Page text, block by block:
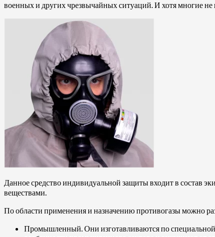
военных и других чрезвычайных ситуаций. И хотя многие не
Данное средство индивидуальной защиты входит в состав
веществами.
По области применения и назначению противогазы можно
Промышленный. Они изготавливаются по